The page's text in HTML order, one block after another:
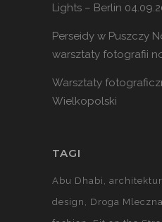
Lights – Berlin
Perseidy w Puszczy
warsztaty fotografii
Warsztaty
Wielkopolski
TAGI
Abu Dhabi
design
Droga Mleczna